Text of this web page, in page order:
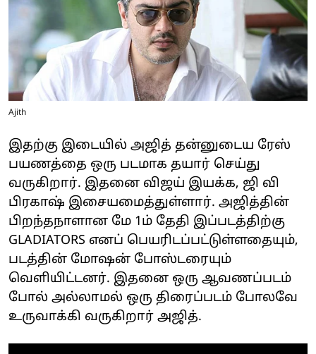
Ajith
இதற்கு இடையில் அஜித் தன்னுடைய ரேஸ்
பயணத்தை ஒரு படமாக தயார் செய்து
வருகிறார். இதனை விஜய் இயக்க, ஜி வி
பிரகாஷ் இசையமைத்துள்ளார். அஜித்தின்
பிறந்தநாளான மே 1ம் தேதி இப்படத்திற்கு
GLADIATORS எனப் பெயரிடப்பட்டுள்ளதையும்,
படத்தின் மோஷன் போஸ்டரையும்
வெளியிட்டனர். இதனை ஒரு ஆவணப்படம்
போல் அல்லாமல் ஒரு திரைப்படம் போலவே
உருவாக்கி வருகிறார் அஜித்.